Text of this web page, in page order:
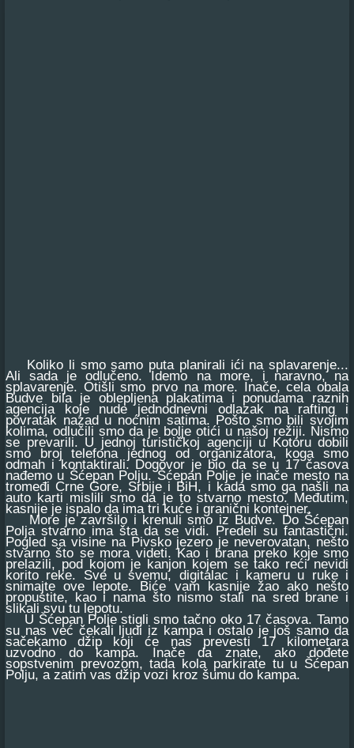
Koliko li smo samo puta planirali ići na splavarenje...
Ali sada je odlučeno. Idemo na more, i naravno, na
splavarenje. Otišli smo prvo na more. Inače, cela obala
Budve bila je oblepljena plakatima i ponudama raznih
agencija koje nude jednodnevni odlazak na rafting i
povratak nazad u noćnim satima. Pošto smo bili svojim
kolima, odlučili smo da je bolje otići u našoj režiji. Nismo
se prevarili. U jednoj turističkoj agenciji u Kotoru dobili
smo broj telefona jednog od organizatora, koga smo
odmah i kontaktirali. Dogovor je bio da se u 17 časova
nađemo u Šćepan Polju. Šćepan Polje je inače mesto na
tromeđi Crne Gore, Srbije i BiH, i kada smo ga našli na
auto karti mislili smo da je to stvarno mesto. Međutim,
kasnije je ispalo da ima tri kuće i granični kontejner.
More je završilo i krenuli smo iz Budve. Do Šćepan
Polja stvarno ima šta da se vidi. Predeli su fantastični.
Pogled sa visine na Pivsko jezero je neverovatan, nešto
stvarno što se mora videti. Kao i brana preko koje smo
prelazili, pod kojom je kanjon kojem se tako reći nevidi
korito reke. Sve u svemu, digitalac i kameru u ruke i
snimajte ove lepote. Biće vam kasnije žao ako nešto
propustite, kao i nama što nismo stali na sred brane i
slikali svu tu lepotu.
U Šćepan Polje stigli smo tačno oko 17 časova. Tamo
su nas već čekali ljudi iz kampa i ostalo je još samo da
sačekamo džip koji će nas prevesti 17 kilometara
uzvodno do kampa. Inače da znate, ako dođete
sopstvenim prevozom, tada kola parkirate tu u Šćepan
Polju, a zatim vas džip vozi kroz šumu do kampa.